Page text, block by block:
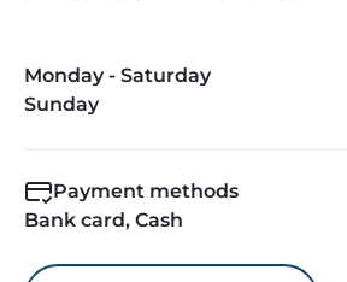
Monday - Saturday
Sunday
Payment methods
Bank card, Cash